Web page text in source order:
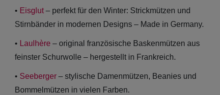
Sale:
Caps
mit
• Eisglut– perfekt für den Winter: Strickmützen und
Stirnbänder in modernen Designs – Made in Germany.
• Laulhère – original französische Baskenmützen aus
feinster Schurwolle – hergestellt in Frankreich.
• Seeberger – stylische Damenmützen, Beanies und
Bommelmützen in vielen Farben.